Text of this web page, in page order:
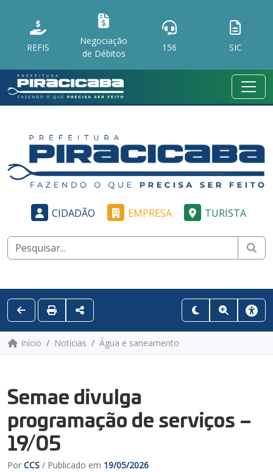
REFIS
Negociação
de Débitos
156 SIC
CIDADÃO EMPRESA TURISTA
Início Notícias Água e saneamento
Semae divulga
programação de serviços –
19/05
Por CCS / Publicado em 19/05/2026